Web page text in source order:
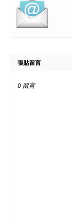
張貼留言
0 留言